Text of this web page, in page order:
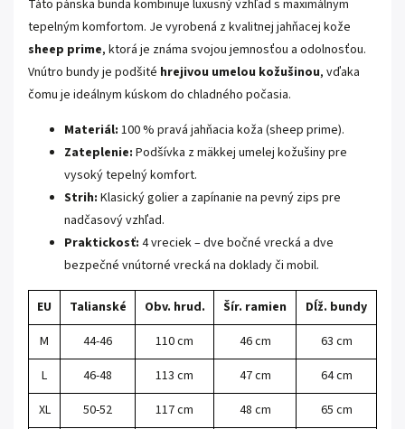
Táto pánska bunda kombinuje luxusný vzhľad s maximálnym
tepelným komfortom. Je vyrobená z kvalitnej jahňacej kože
sheep prime, ktorá je známa svojou jemnosťou a odolnosťou.
Vnútro bundy je podšité hrejivou umelou kožušinou, vďaka
čomu je ideálnym kúskom do chladného počasia.
Materiál: 100 % pravá jahňacia koža (sheep prime).
Zateplenie: Podšívka z mäkkej umelej kožušiny pre
vysoký tepelný komfort.
Strih: Klasický golier a zapínanie na pevný zips pre
nadčasový vzhľad.
Praktickosť: 4 vreciek – dve bočné vrecká a dve
bezpečné vnútorné vrecká na doklady či mobil.
EU Talianské Obv. hrud. Šír. ramien
Dĺž. bundy
M
44-46 110 cm 46 cm
63 cm
L
46-48 113 cm 47 cm
64 cm
XL
50-52 117 cm 48 cm
65 cm